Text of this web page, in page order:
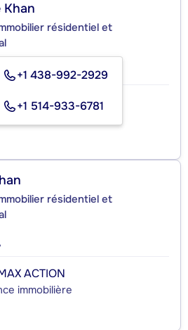
Khan
résidentiel et
+1 438-992-2929
+1 514-933-6781
ACTION
immobilière
résidentiel et
ACTION
immobilière